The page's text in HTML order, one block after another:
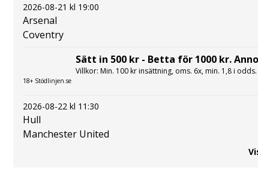
2026-08-21 kl 19:00
Arsenal
Coventry
18+ Stödlinjen.se
Sätt in 500 kr - Betta för 1000 kr.
Villkor: Min. 100 kr insättning, oms. 6x, min. 1,8 i
2026-08-22 kl 11:30
Hull
Manchester United